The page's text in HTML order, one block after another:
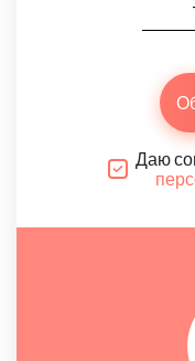
Даю